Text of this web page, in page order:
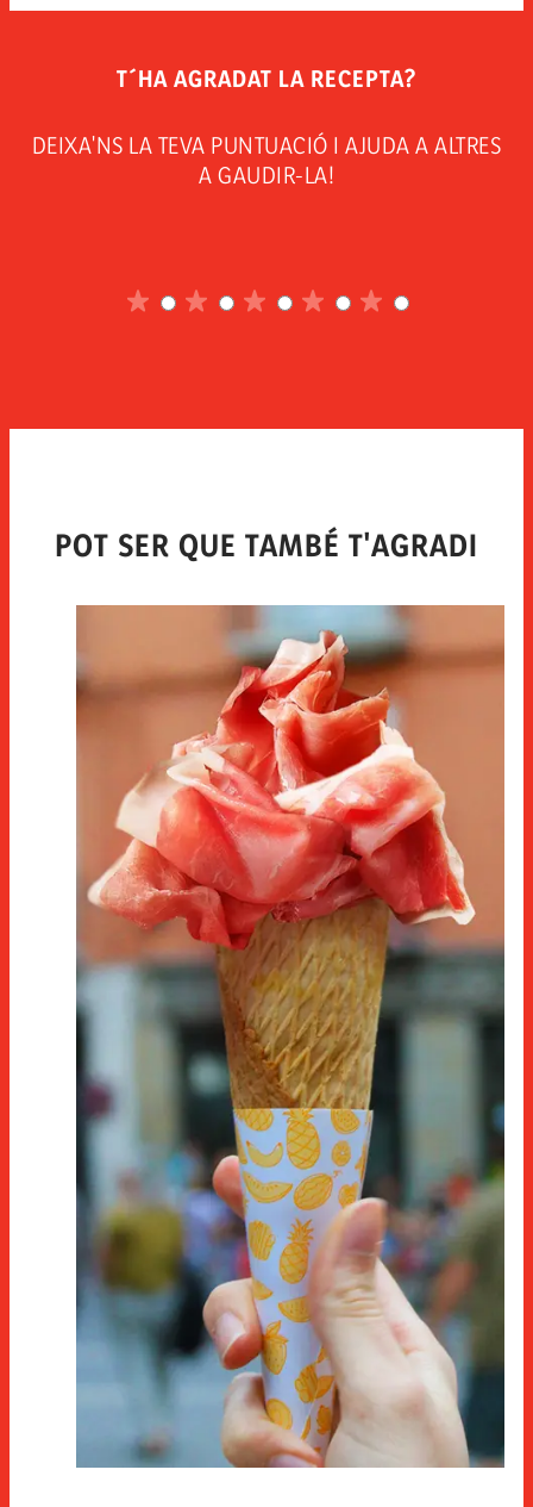
T´HA AGRADAT LA RECEPTA?
DEIXA'NS LA TEVA PUNTUACIÓ I AJUDA A ALTRES
A GAUDIR-LA!
5 sobre
4 sobre5
3 sobre5
2 sobre5
1 sobre5
POT SER QUE TAMBÉ T'AGRADI